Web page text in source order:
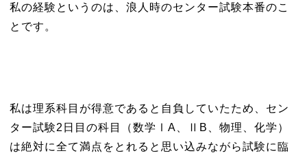
私の経験というのは、浪人時のセンター試験本番のこ
とです。
私は理系科目が得意であると自負していたため、セン
ター試験2日目の科目（数学ⅠA、ⅡB、物理、化学）
は絶対に全て満点をとれると思い込みながら試験に臨